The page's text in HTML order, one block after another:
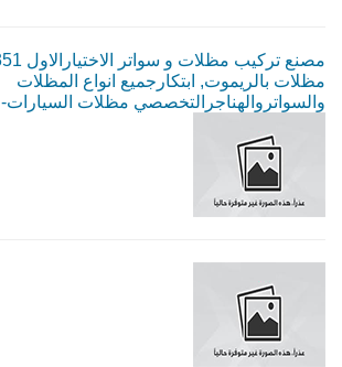
مظلات بالريموت, ابتكارجميع انواع المظلات
والسواتروالهناجرالتخصصي مظلات السيارات-